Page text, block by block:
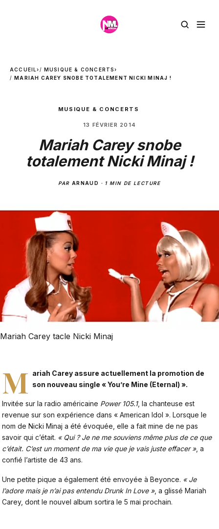
ACCUEIL› MUSIQUE & CONCERTS›
MARIAH CAREY SNOBE TOTALEMENT NICKI MINAJ !
MUSIQUE & CONCERTS
13 FÉVRIER 2014
Mariah Carey snobe
totalement Nicki Minaj !
PAR ARNAUD · 1 MIN DE LECTURE
Mariah Carey tacle Nicki Minaj
M ariah Carey assure actuellement la promotion de
son nouveau single « You’re Mine (Eternal) ».
Invitée sur la radio américaine Power 105.1, la chanteuse est
revenue sur son expérience dans « American Idol ». Lorsque le
nom de Nicki Minaj a été évoquée, elle a fait mine de ne pas
savoir qui c’était. « Qui ? Je ne me souviens même plus de ce que
c’était. C’est un moment de ma vie que je vais juste effacer », a
confié l’artiste de 43 ans.
Une petite pique a également été envoyée à Beyonce. « Je
l’adore mais je n’ai pas entendu Drunk In Love », a glissé Mariah
Carey, dont le nouvel album sortira le 5 mai prochain.